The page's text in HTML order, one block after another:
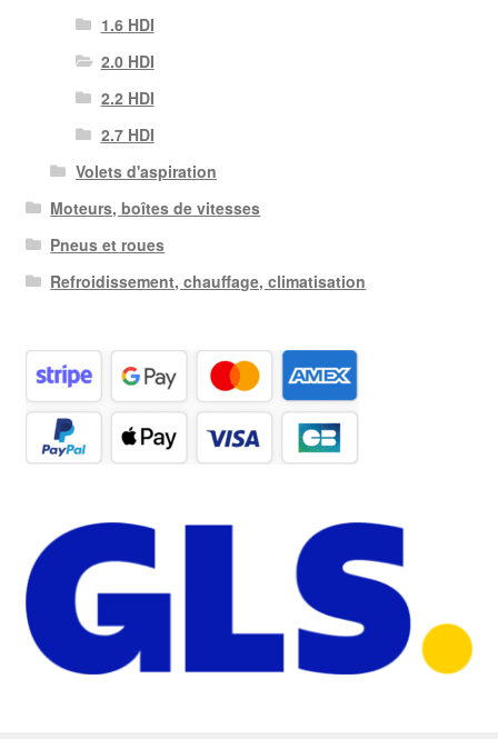
1.6 HDI
2.0 HDI
2.2 HDI
2.7 HDI
Volets d'aspiration
Moteurs, boîtes de vitesses
Pneus et roues
Refroidissement, chauffage, climatisation